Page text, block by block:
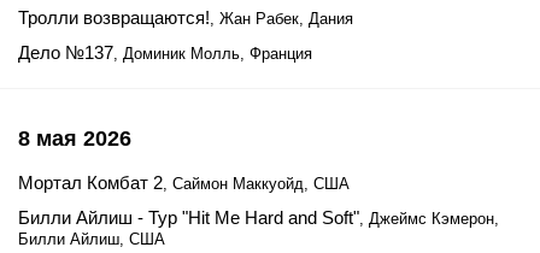
Тролли возвращаются!, Жан Рабек, Дания
Дело №137, Доминик Молль, Франция
8 мая 2026
Мортал Комбат 2, Саймон Маккуойд, США
Билли Айлиш - Тур "Hit Me Hard and Soft", Джеймс Кэмерон,
Билли Айлиш, США